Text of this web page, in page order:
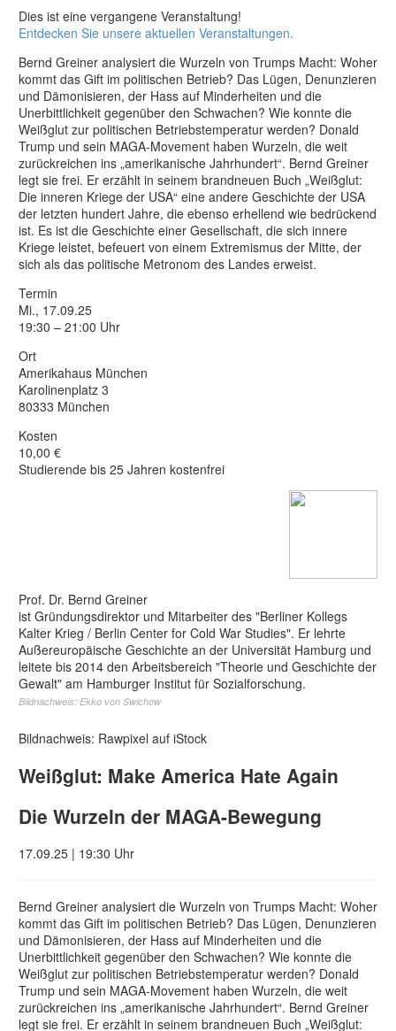
Dies ist eine vergangene Veranstaltung!
Entdecken Sie unsere aktuellen Veranstaltungen.
Bernd Greiner analysiert die Wurzeln von Trumps Macht: Woher
kommt das Gift im politischen Betrieb? Das Lügen, Denunzieren
und Dämonisieren, der Hass auf Minderheiten und die
Unerbittlichkeit gegenüber den Schwachen? Wie konnte die
Weißglut zur politischen Betriebstemperatur werden? Donald
Trump und sein MAGA-Movement haben Wurzeln, die weit
zurückreichen ins „amerikanische Jahrhundert“. Bernd Greiner
legt sie frei. Er erzählt in seinem brandneuen Buch „Weißglut:
Die inneren Kriege der USA“ eine andere Geschichte der USA
der letzten hundert Jahre, die ebenso erhellend wie bedrückend
ist. Es ist die Geschichte einer Gesellschaft, die sich innere
Kriege leistet, befeuert von einem Extremismus der Mitte, der
sich als das politische Metronom des Landes erweist.
Termin
Mi., 17.09.25
19:30 – 21:00 Uhr
Ort
Amerikahaus München
Karolinenplatz 3
80333 München
Kosten
10,00 €
Studierende bis 25 Jahren kostenfrei
Prof. Dr. Bernd Greiner
ist Gründungsdirektor und Mitarbeiter des "Berliner Kollegs
Kalter Krieg / Berlin Center for Cold War Studies". Er lehrte
Außereuropäische Geschichte an der Universität Hamburg und
leitete bis 2014 den Arbeitsbereich "Theorie und Geschichte der
Gewalt" am Hamburger Institut für Sozialforschung.
Bildnachweis: Ekko von Swichow
Bildnachweis: Rawpixel auf iStock
Weißglut: Make America Hate Again
Die Wurzeln der MAGA-Bewegung
17.09.25 | 19:30 Uhr
Bernd Greiner analysiert die Wurzeln von Trumps Macht: Woher
kommt das Gift im politischen Betrieb? Das Lügen, Denunzieren
und Dämonisieren, der Hass auf Minderheiten und die
Unerbittlichkeit gegenüber den Schwachen? Wie konnte die
Weißglut zur politischen Betriebstemperatur werden? Donald
Trump und sein MAGA-Movement haben Wurzeln, die weit
zurückreichen ins „amerikanische Jahrhundert“. Bernd Greiner
legt sie frei. Er erzählt in seinem brandneuen Buch „Weißglut: